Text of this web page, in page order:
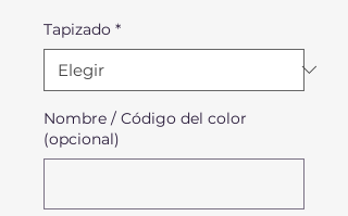
Tapizado *
Nombre / Código del color
(opcional)